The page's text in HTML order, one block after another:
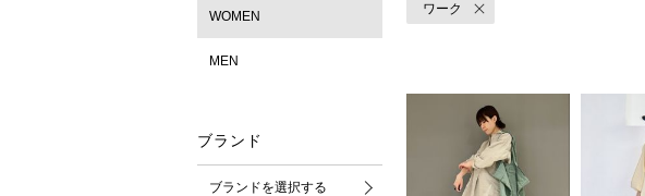
WOMEN
MEN
ブランド
ブランドを選択する
ワーク